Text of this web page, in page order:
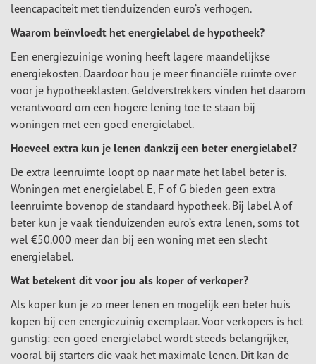
leencapaciteit met tienduizenden euro’s verhogen.
Waarom beïnvloedt het energielabel de hypotheek?
Een energiezuinige woning heeft lagere maandelijkse
energiekosten. Daardoor hou je meer financiële ruimte over
voor je hypotheeklasten. Geldverstrekkers vinden het daarom
verantwoord om een hogere lening toe te staan bij
woningen met een goed energielabel.
Hoeveel extra kun je lenen dankzij een beter energielabel?
De extra leenruimte loopt op naar mate het label beter is.
Woningen met energielabel E, F of G bieden geen extra
leenruimte bovenop de standaard hypotheek. Bij label A of
beter kun je vaak tienduizenden euro’s extra lenen, soms tot
wel €50.000 meer dan bij een woning met een slecht
energielabel.
Wat betekent dit voor jou als koper of verkoper?
Als koper kun je zo meer lenen en mogelijk een beter huis
kopen bij een energiezuinig exemplaar. Voor verkopers is het
gunstig: een goed energielabel wordt steeds belangrijker,
vooral bij starters die vaak het maximale lenen. Dit kan de